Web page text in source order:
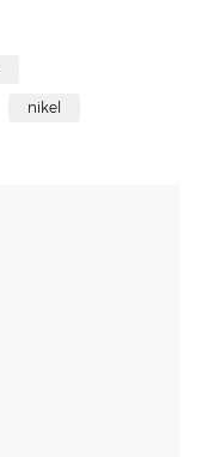
nikel